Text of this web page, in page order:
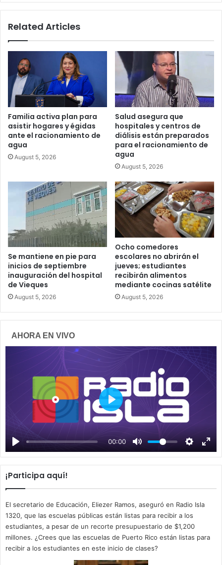
de
Investigativo
Related Articles
Familia activa plan para
asistir hogares y égidas
ante el racionamiento de
agua
August 5, 2026
Salud asegura que
hospitales y centros de
diálisis están preparados
para el racionamiento de
agua
August 5, 2026
Se mantiene en pie para
inicios de septiembre
inauguración del hospital
de Vieques
August 5, 2026
Ocho comedores
escolares no abrirán el
jueves; estudiantes
recibirán alimentos
mediante cocinas satélite
August 5, 2026
AHORA EN VIVO
00:00
P
y
¡Participa aquí!
El secretario de Educación, Eliezer Ramos, aseguró en Radio Isla
1320, que las escuelas públicas están listas para recibir a los
estudiantes, a pesar de un recorte presupuestario de $1,200
millones. ¿Crees que las escuelas de Puerto Rico están listas para
recibir a los estudiantes en este inicio de clases?